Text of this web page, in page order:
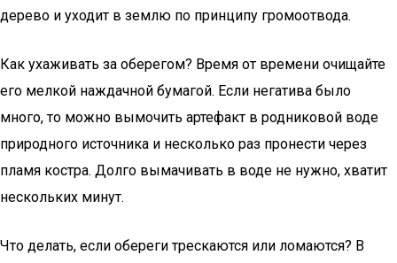
дерево и уходит в землю по принципу громоотвода.
Как ухаживать за оберегом? Время от времени очищайте
его мелкой наждачной бумагой. Если негатива было
много, то можно вымочить артефакт в родниковой воде
природного источника и несколько раз пронести через
пламя костра. Долго вымачивать в воде не нужно, хватит
нескольких минут.
Что делать, если обереги трескаются или ломаются? В